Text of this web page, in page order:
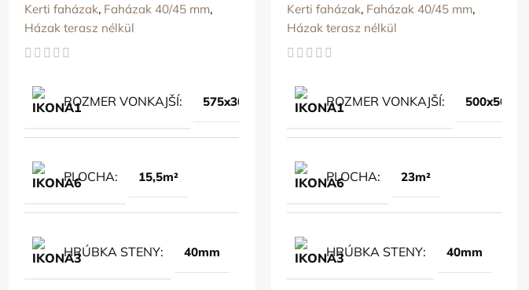
Kerti faházak, Faházak 40/45 mm,
Házak terasz nélkül
ROZMER VONKAJŠÍ 575x300cm
PLOCHA 15,5m²
HRÚBKA STENY 40mm
Kerti faházak, Faházak 40/45 mm,
Házak terasz nélkül
ROZMER VONKAJŠÍ
PLOCHA 23m²
HRÚBKA STENY 40mm